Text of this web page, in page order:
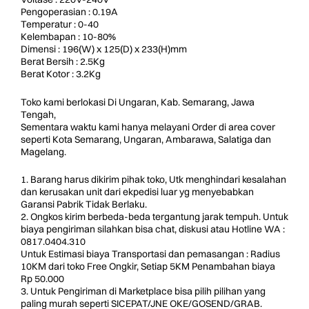
Pengoperasian : 0.19A
Temperatur : 0-40
Kelembapan : 10-80%
Dimensi : 196(W) x 125(D) x 233(H)mm
Berat Bersih : 2.5Kg
Berat Kotor : 3.2Kg
Toko kami berlokasi Di Ungaran, Kab. Semarang, Jawa
Tengah,
Sementara waktu kami hanya melayani Order di area cover
seperti Kota Semarang, Ungaran, Ambarawa, Salatiga dan
Magelang.
1. Barang harus dikirim pihak toko, Utk menghindari kesalahan
dan kerusakan unit dari ekpedisi luar yg menyebabkan
Garansi Pabrik Tidak Berlaku.
2. Ongkos kirim berbeda-beda tergantung jarak tempuh. Untuk
biaya pengiriman silahkan bisa chat, diskusi atau Hotline WA :
0817.0404.310
Untuk Estimasi biaya Transportasi dan pemasangan : Radius
10KM dari toko Free Ongkir, Setiap 5KM Penambahan biaya
Rp 50.000
3. Untuk Pengiriman di Marketplace bisa pilih pilihan yang
paling murah seperti SICEPAT/JNE OKE/GOSEND/GRAB.